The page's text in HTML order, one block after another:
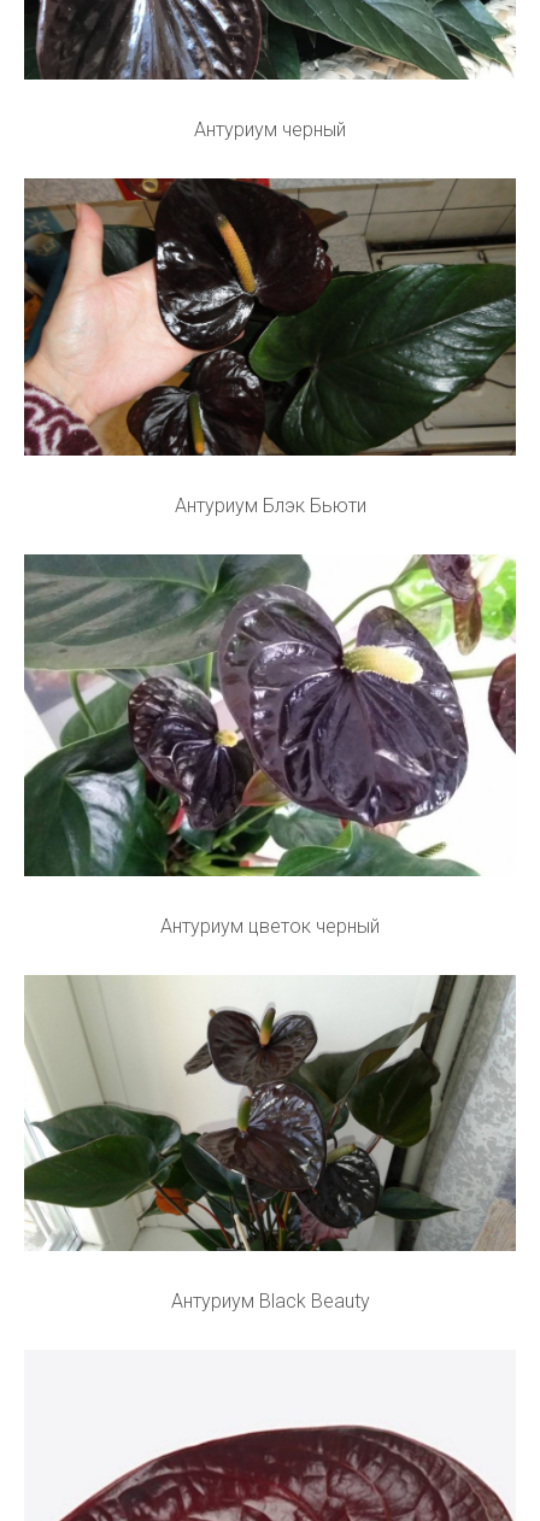
Антуриум черный
Антуриум Блэк Бьюти
Антуриум цветок черный
Антуриум Black Beauty